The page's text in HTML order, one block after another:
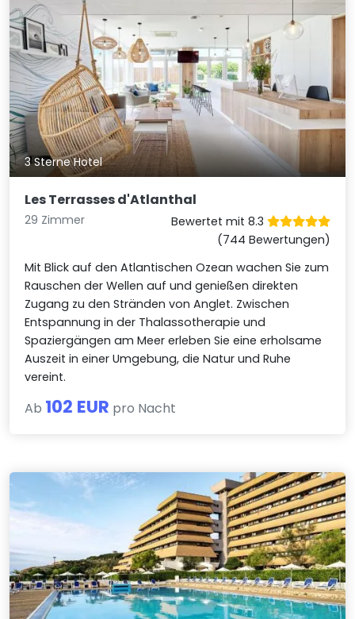
3 Sterne Hotel
Les Terrasses d'Atlanthal
29 Zimmer
Bewertet mit 8.3
(744 Bewertungen)
Mit Blick auf den Atlantischen Ozean wachen Sie zum
Rauschen der Wellen auf und genießen direkten
Zugang zu den Stränden von Anglet. Zwischen
Entspannung in der Thalassotherapie und
Spaziergängen am Meer erleben Sie eine erholsame
Auszeit in einer Umgebung, die Natur und Ruhe
vereint.
Ab 102 EUR pro Nacht